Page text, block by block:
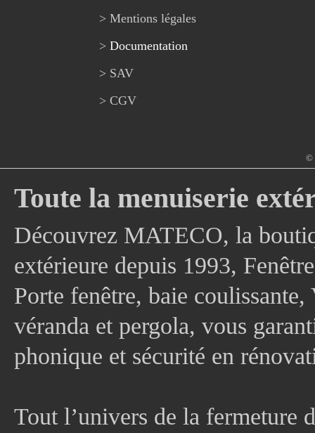
> Mentions légales
> Documentation
> SAV
> CGV
©
Toute la menuiserie
Découvrez MATECO, la
extérieure depuis 1993,
Porte fenêtre, baie
véranda et pergola, vous
phonique et sécurité en
Tout l’univers de la fermeture